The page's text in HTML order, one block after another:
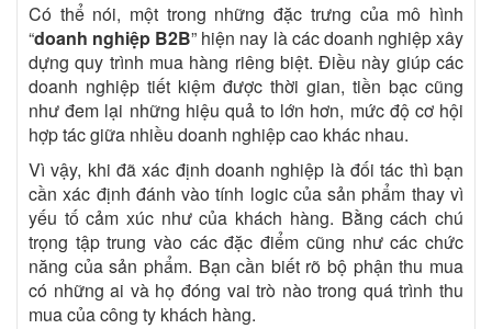
Có thể nói, một trong những đặc trưng của mô hình
“doanh nghiệp B2B” hiện nay là các doanh nghiệp xây
dựng quy trình mua hàng riêng biệt. Điều này giúp các
doanh nghiệp tiết kiệm được thời gian, tiền bạc cũng
như đem lại những hiệu quả to lớn hơn, mức độ cơ hội
hợp tác giữa nhiều doanh nghiệp cao khác nhau.
Vì vậy, khi đã xác định doanh nghiệp là đối tác thì bạn
cần xác định đánh vào tính logic của sản phẩm thay vì
yếu tố cảm xúc như của khách hàng. Bằng cách chú
trọng tập trung vào các đặc điểm cũng như các chức
năng của sản phẩm. Bạn cần biết rõ bộ phận thu mua
có những ai và họ đóng vai trò nào trong quá trình thu
mua của công ty khách hàng.